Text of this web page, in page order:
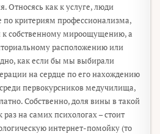
Относясь как к услуге, люди
критериям профессионализма,
к собственному мироощущению, а
расположению или
как если бы мы выбирали
на сердце по его нахождению
первокурсников медучилища,
Собственно, доля вины в такой
на самих психологах – стоит
интернет-помойку (то